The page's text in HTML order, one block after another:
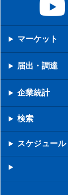
マーケット
届出・調達
企業統計
検索
スケジュール